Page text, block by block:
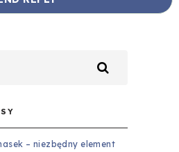
– niezbędny element